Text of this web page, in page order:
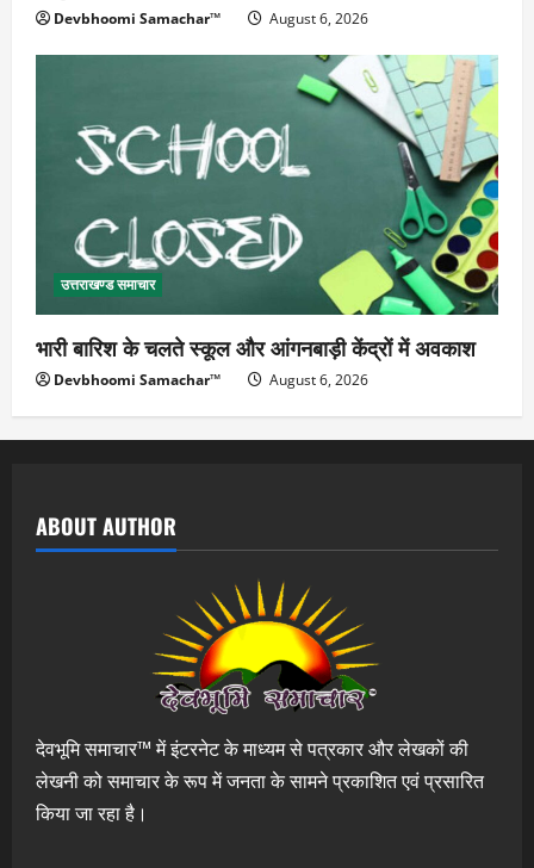
Devbhoomi Samachar™ August 6, 2026
उत्तराखण्ड समाचार
भारी बारिश के चलते स्कूल और आंगनबाड़ी केंद्रों में अवकाश
Devbhoomi Samachar™ August 6, 2026
ABOUT AUTHOR
देवभूमि समाचार™ में इंटरनेट के माध्यम से पत्रकार और लेखकों की
लेखनी को समाचार के रूप में जनता के सामने प्रकाशित एवं प्रसारित
किया जा रहा है।